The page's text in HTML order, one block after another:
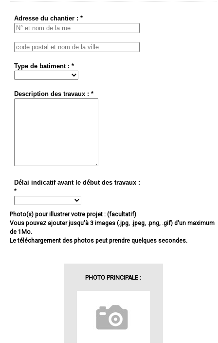
Adresse du chantier : *
Type de batiment : *
Description des travaux : *
Délai indicatif avant le début des travaux :
*
Photo(s) pour illustrer votre projet : (facultatif)
Vous pouvez ajouter jusqu'à 3 images (.jpg, .jpeg, .png, .gif) d'un maximum
de 1Mo.
Le téléchargement des photos peut prendre quelques secondes.
PHOTO PRINCIPALE :